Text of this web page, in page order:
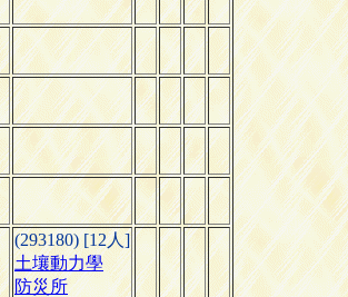
(293180) [12人]
土壤動力學
防災所